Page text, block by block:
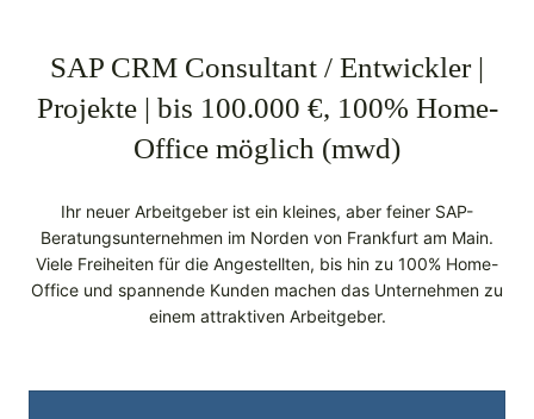
SAP CRM Consultant / Entwickler |
Projekte | bis 100.000 €, 100% Home-
Office möglich (mwd)
Ihr neuer Arbeitgeber ist ein kleines, aber feiner SAP-
Beratungsunternehmen im Norden von Frankfurt am Main.
Viele Freiheiten für die Angestellten, bis hin zu 100% Home-
Office und spannende Kunden machen das Unternehmen zu
einem attraktiven Arbeitgeber.